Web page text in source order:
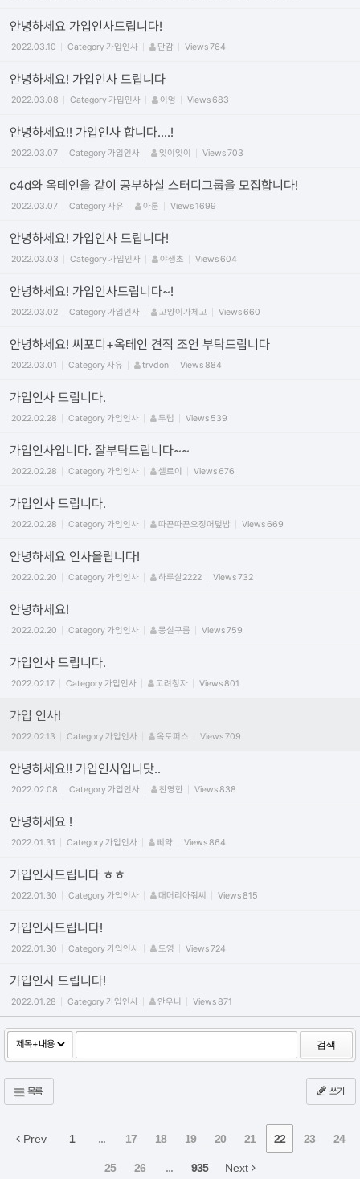
안녕하세요 가입인사드립니다!
2022.03.10 Category가입인사 단감 Views764
안녕하세요! 가입인사 드립니다
2022.03.08 Category가입인사 이엉 Views683
안녕하세요!! 가입인사 합니다....!
2022.03.07 Category가입인사 잊이잊이 Views703
c4d와 옥테인을 같이 공부하실 스터디그룹을 모집합니다!
2022.03.07 Category자유 아룬 Views1699
안녕하세요! 가입인사 드립니다!
2022.03.03 Category가입인사 야생초 Views604
안녕하세요! 가입인사드립니다~!
2022.03.02 Category가입인사 고양이가체고 Views660
안녕하세요! 씨포디+옥테인 견적 조언 부탁드립니다
2022.03.01 Category자유 trvdon Views884
가입인사 드립니다.
2022.02.28 Category가입인사 두럽 Views 539
가입인사입니다. 잘부탁드립니다~~
2022.02.28 Category가입인사 셀로이 Views676
가입인사 드립니다.
2022.02.28 Category가입인사 따끈따끈오징어덮밥 Views669
안녕하세요 인사올립니다!
2022.02.20 Category가입인사 하루살2222 Views732
안녕하세요!
2022.02.20 Category가입인사 몽실구름 Views759
가입인사 드립니다.
2022.02.17 Category가입인사 고려청자 Views801
가입 인사!
2022.02.13 Category가입인사 옥토퍼스 Views709
안녕하세요!! 가입인사입니닷..
2022.02.08 Category가입인사 찬영한 Views838
안녕하세요 !
2022.01.31 Category가입인사 삐약 Views864
가입인사드립니다 ㅎㅎ
2022.01.30 Category가입인사 대머리아줘씨 Views815
가입인사드립니다!
2022.01.30 Category가입인사 도영 Views724
가입인사 드립니다!
2022.01.28 Category가입인사 안우니 Views871
검색
목록 쓰기
Prev 1 ... 17 18 19 20 21 22 23 24
25 26 ... 935 Next